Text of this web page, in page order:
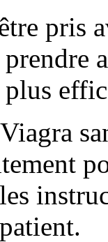
pris
plus